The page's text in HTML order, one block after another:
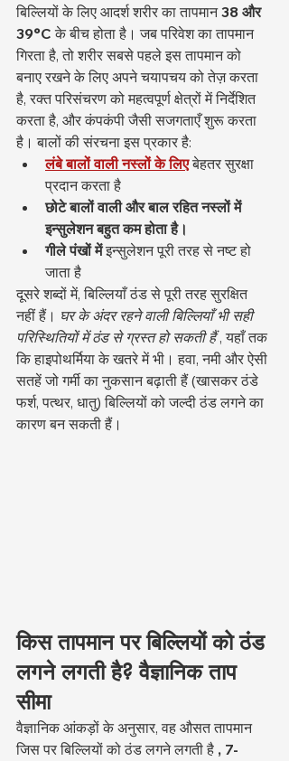
बिल्लियों के लिए आदर्श शरीर का तापमान 38 और
39°C के बीच होता है। जब परिवेश का तापमान
गिरता है, तो शरीर सबसे पहले इस तापमान को
बनाए रखने के लिए अपने चयापचय को तेज़ करता
है, रक्त परिसंचरण को महत्वपूर्ण क्षेत्रों में निर्देशित
करता है, और कंपकंपी जैसी सजगताएँ शुरू करता
है। बालों की संरचना इस प्रकार है:
लंबे बालों वाली नस्लों के लिए बेहतर सुरक्षा
प्रदान करता है
छोटे बालों वाली और बाल रहित नस्लों में
इन्सुलेशन बहुत कम होता है।
गीले पंखों में इन्सुलेशन पूरी तरह से नष्ट हो
जाता है
दूसरे शब्दों में, बिल्लियाँ ठंड से पूरी तरह सुरक्षित
नहीं हैं। घर के अंदर रहने वाली बिल्लियाँ भी सही
परिस्थितियों में ठंड से ग्रस्त हो सकती हैं , यहाँ तक
कि हाइपोथर्मिया के खतरे में भी। हवा, नमी और ऐसी
सतहें जो गर्मी का नुकसान बढ़ाती हैं (खासकर ठंडे
फर्श, पत्थर, धातु) बिल्लियों को जल्दी ठंड लगने का
कारण बन सकती हैं।
किस तापमान पर बिल्लियों को ठंड
लगने लगती है? वैज्ञानिक ताप
सीमा
वैज्ञानिक आंकड़ों के अनुसार, वह औसत तापमान
जिस पर बिल्लियों को ठंड लगने लगती है , 7-